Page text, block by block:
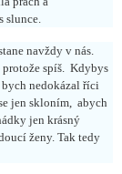
slunce.
navždy v nás.
spíš. Kdybys
nedokázal říci
jen skloním, abych
jen krásný
ženy. Tak tedy